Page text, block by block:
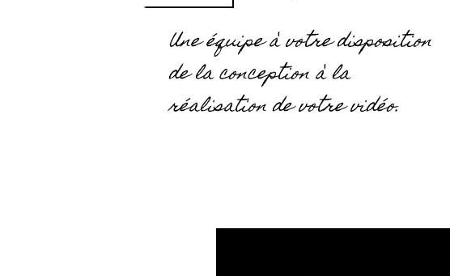
Une équipe à votre disposition
de la conception à la
réalisation de votre vidéo.